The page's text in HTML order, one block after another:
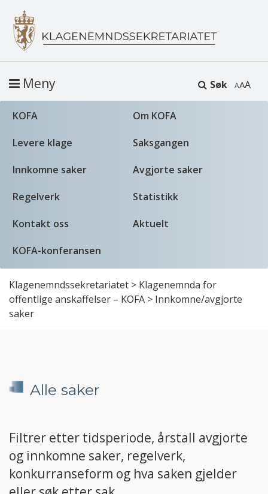
Søk A
Meny
KOFA Om KOFA
Levere klage Saksgangen
Innkomne saker Avgjorte saker
Regelverk Statistikk
Kontakt oss Aktuelt
KOFA-konferansen
Klagenemndssekretariatet > Klagenemnda for
offentlige anskaffelser – KOFA > Innkomne/avgjorte
saker
Alle saker
Filtrer etter tidsperiode, årstall avgjorte
og innkomne saker, regelverk,
konkurranseform og hva saken gjelder